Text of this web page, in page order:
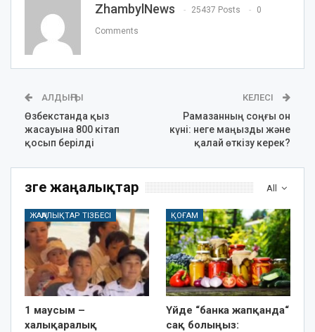
ZhambylNews 25437 Posts 0
Comments
АЛДЫҢҒЫ
Өзбекстанда қыз
жасауына 800 кітап
қосып берілді
КЕЛЕСІ
Рамазанның соңғы он
күні: неге маңызды және
қалай өткізу керек?
All
Өзге жаңалықтар
ЖАҢАЛЫҚТАР ТІЗБЕСІ
1 маусым –
халықаралық
ҚОҒАМ
Үйде “банка жапқанда“
сақ болыңыз: